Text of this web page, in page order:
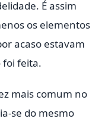
É assim
os elementos
acaso estavam
foi feita.
mais comum no
se do mesmo